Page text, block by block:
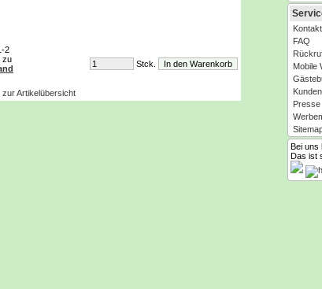
51371 Leverkusen
2
zu
Stck.
Artikelübersicht
FAQ
Mobile
Presse
Bei uns
Das ist